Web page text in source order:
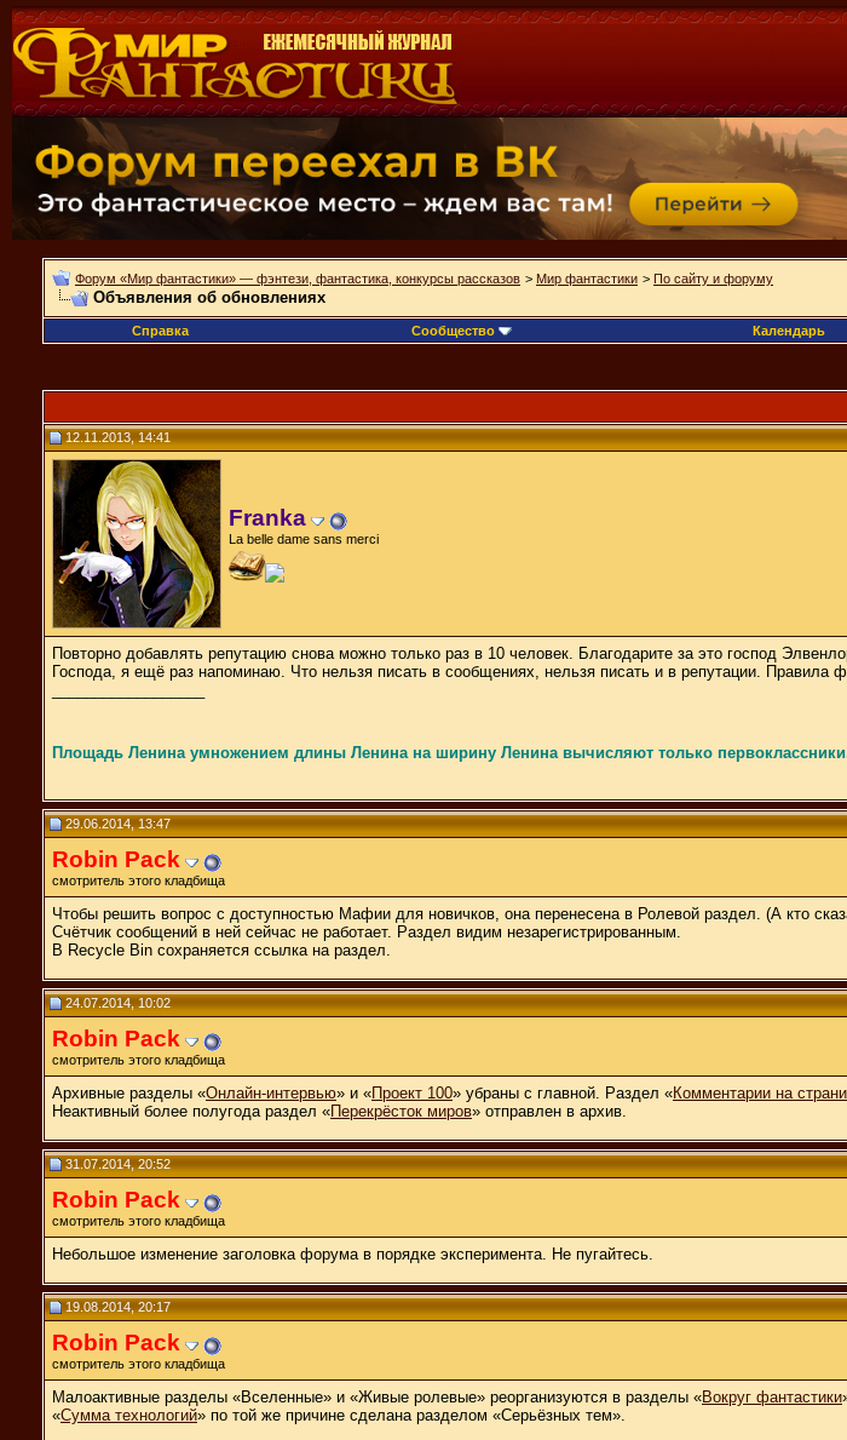
Форум «Мир фантастики» — фэнтези, фантастика, конкурсы рассказов > Мир фантастики > По сайту и форуму
Объявления об обновлениях
Справка
Сообщество Календарь
12.11.2013, 14:41
Franka
La belle dame sans merci
Повторно добавлять репутацию снова можно только раз в 10 человек. Благодарите за это господ
Господа, я ещё раз напоминаю. Что нельзя писать в сообщениях, нельзя писать и в репутации. Правила
Площадь Ленина умножением длины Ленина на ширину Ленина вычисляют только первоклассники.
29.06.2014, 13:47
Robin Pack
смотритель этого кладбища
Чтобы решить вопрос с доступностью Мафии для новичков, она перенесена в Ролевой раздел. (А кто
Счётчик сообщений в ней сейчас не работает. Раздел видим незарегистрированным.
В Recycle Bin сохраняется ссылка на раздел.
24.07.2014, 10:02
Robin Pack
смотритель этого кладбища
Архивные разделы «Онлайн-интервью» и «Проект 100» убраны с главной. Раздел «Комментарии на
Неактивный более полугода раздел «Перекрёсток миров» отправлен в архив.
31.07.2014, 20:52
Robin Pack
смотритель этого кладбища
Небольшое изменение заголовка форума в порядке эксперимента. Не пугайтесь.
19.08.2014, 20:17
Robin Pack
смотритель этого кладбища
Малоактивные разделы «Вселенные» и «Живые ролевые» реорганизуются в разделы «Вокруг фантастики
«Сумма технологий» по той же причине сделана разделом «Серьёзных тем».